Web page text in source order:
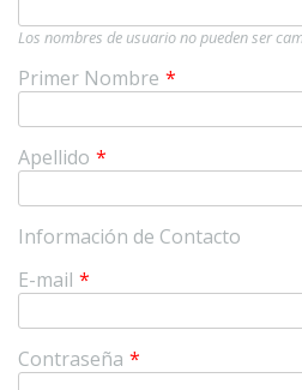
Los nombres de usuario no pueden ser
Primer Nombre *
Apellido *
Información de Contacto
E-mail *
Contraseña *